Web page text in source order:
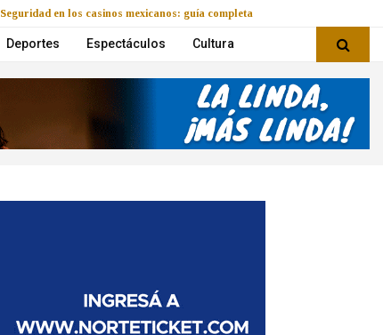
Seguridad en los casinos mexicanos: guía completa
Deportes Espectáculos Cultura